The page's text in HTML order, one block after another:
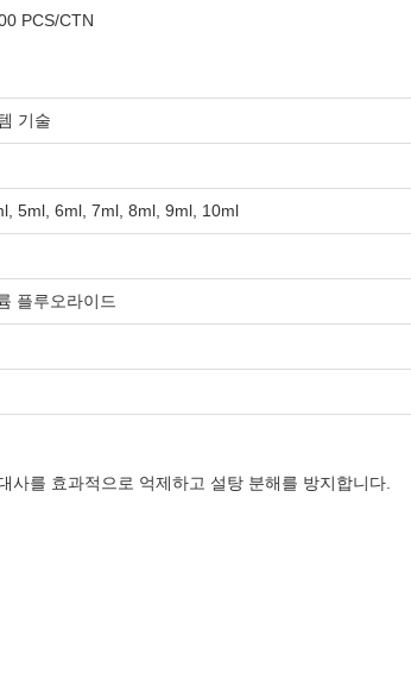
PCS/CTN
기술
5ml, 6ml, 7ml, 8ml, 9ml, 10ml
플루오라이드
사를 효과적으로 억제하고 설탕 분해를 방지합니다.